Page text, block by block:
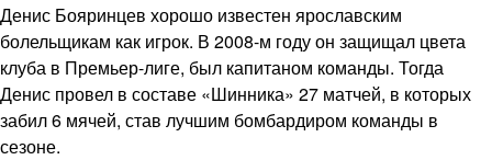
Денис Бояринцев хорошо известен ярославским
болельщикам как игрок. В 2008-м году он защищал цвета
клуба в Премьер-лиге, был капитаном команды. Тогда
Денис провел в составе «Шинника» 27 матчей, в которых
забил 6 мячей, став лучшим бомбардиром команды в
сезоне.